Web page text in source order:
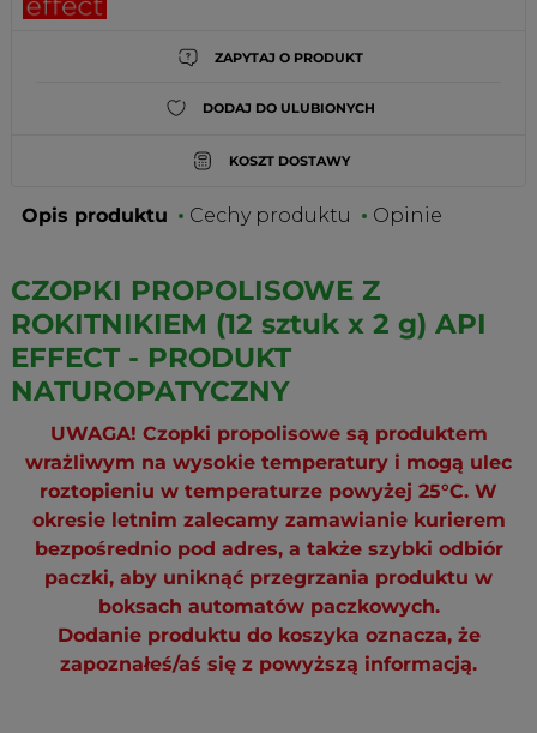
ZAPYTAJ O PRODUKT
DODAJ DO ULUBIONYCH
KOSZT DOSTAWY
Opis produktu Cechy produktu Opinie
CZOPKI PROPOLISOWE Z
ROKITNIKIEM (12 sztuk x 2 g) API
EFFECT - PRODUKT
NATUROPATYCZNY
UWAGA! Czopki propolisowe są produktem
wrażliwym na wysokie temperatury i mogą ulec
roztopieniu w temperaturze powyżej 25°C. W
okresie letnim zalecamy zamawianie kurierem
bezpośrednio pod adres, a także szybki odbiór
paczki, aby uniknąć przegrzania produktu w
boksach automatów paczkowych.
Dodanie produktu do koszyka oznacza, że
zapoznałeś/aś się z powyższą informacją.